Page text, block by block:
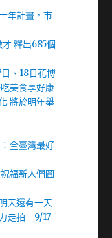
年計畫，市
釋出685個
、18日花博
美食享好康
將於明年舉
全臺灣最好
福新人們圓
天還有一天
力走拍 9/17